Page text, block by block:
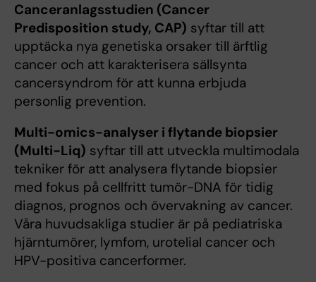
Canceranlagsstudien (Cancer
Predisposition study, CAP) syftar till att
upptäcka nya genetiska orsaker till ärftlig
cancer och att karakterisera sällsynta
cancersyndrom för att kunna erbjuda
personlig prevention.
Multi-omics-analyser i flytande biopsier
(Multi-Liq) syftar till att utveckla multimodala
tekniker för att analysera flytande biopsier
med fokus på cellfritt tumör-DNA för tidig
diagnos, prognos och övervakning av cancer.
Våra huvudsakliga studier är på pediatriska
hjärntumörer, lymfom, urotelial cancer och
HPV-positiva cancerformer.